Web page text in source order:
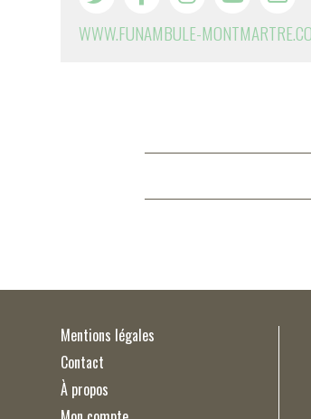
WWW.FUNAMBULE-
Mentions légales
Contact
À propos